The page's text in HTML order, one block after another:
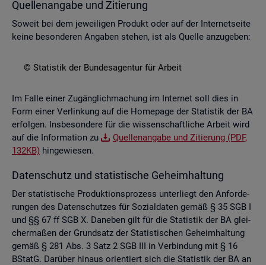
Quel­len­an­ga­be und Zi­tie­rung
So­weit bei dem je­wei­li­gen Pro­dukt oder auf der In­ter­net­sei­te
keine be­son­de­ren An­ga­ben ste­hen, ist als Quel­le an­zu­ge­ben:
© Sta­tis­tik der Bun­des­agen­tur für Ar­beit
Im Falle einer Zu­gäng­lich­ma­chung im In­ter­net soll dies in
Form einer Ver­lin­kung auf die Home­page der Sta­tis­tik der BA
er­fol­gen. Ins­be­son­de­re für die wis­sen­schaft­li­che Ar­beit wird
auf die In­for­ma­ti­on zu
Quel­len­an­ga­be und Zi­tie­rung (PDF,
132KB) hin­ge­wie­sen.
Da­ten­schutz und sta­tis­ti­sche Ge­heim­hal­tung
Der sta­tis­ti­sche Pro­duk­ti­ons­pro­zess un­ter­liegt den An­for­de­
run­gen des Da­ten­schut­zes für So­zi­al­da­ten gemäß § 35 SGB I
und §§ 67 ff SGB X. Da­ne­ben gilt für die Sta­tis­tik der BA glei­
cher­ma­ßen der Grund­satz der Sta­tis­ti­schen Ge­heim­hal­tung
gemäß § 281 Abs. 3 Satz 2 SGB III in Ver­bin­dung mit § 16
BStatG. Dar­über hin­aus ori­en­tiert sich die Sta­tis­tik der BA an